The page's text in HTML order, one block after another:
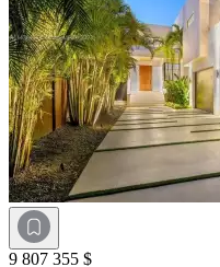
9 807 355 $